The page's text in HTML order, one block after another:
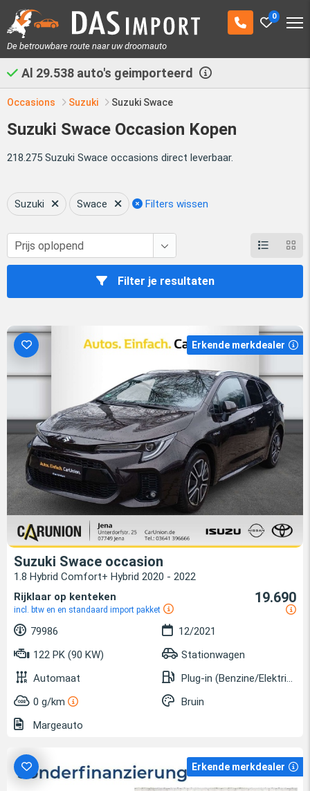
0
De betrouwbare route naar uw droomauto
Al 29.538 auto's geimporteerd
Occasions Suzuki Suzuki Swace
Suzuki Swace Occasion Kopen
218.275 Suzuki Swace occasions direct leverbaar.
Suzuki Swace Filters wissen
Filter je resultaten
Erkende merkdealer
Suzuki Swace occasion
1.8 Hybrid Comfort+ Hybrid 2020 - 2022
Rijklaar op kenteken
incl. btw en en standaard import pakket
19.690
79986
12/2021
122 PK (90 KW)
Stationwagen
Automaat
Plug-in (Benzine/Elektrisch)
0 g/km
Bruin
Margeauto
Erkende merkdealer